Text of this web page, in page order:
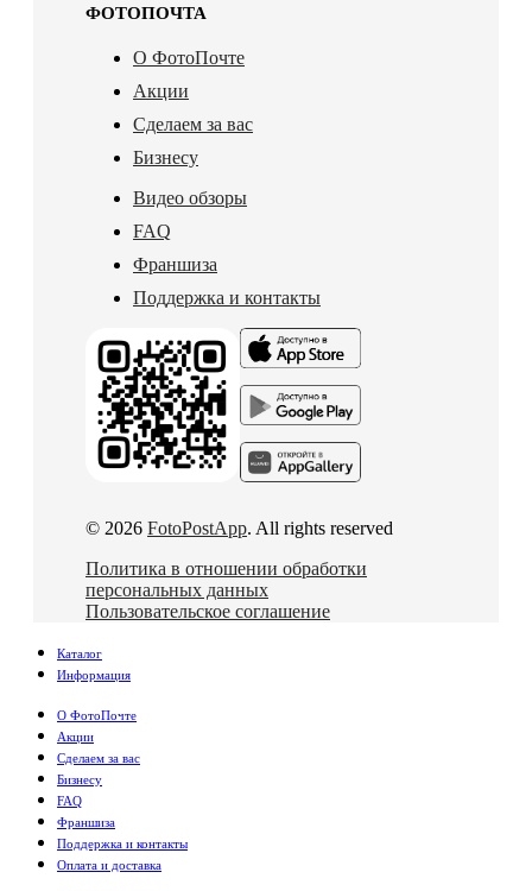
ФОТОПОЧТА
О ФотоПочте
Акции
Сделаем за вас
Бизнесу
Видео обзоры
FAQ
Франшиза
Поддержка и контакты
© 2026 FotoPostApp. All rights reserved
Политика в отношении обработки
персональных данных
Пользовательское соглашение
Каталог
Информация
О ФотоПочте
Акции
Сделаем за вас
Бизнесу
FAQ
Франшиза
Поддержка и контакты
Оплата и доставка